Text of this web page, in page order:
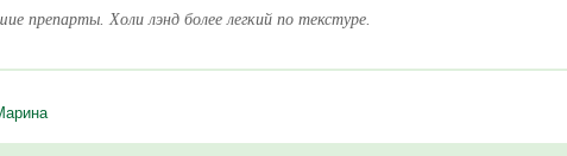
препарты. Холи лэнд более легкий по текстуре.